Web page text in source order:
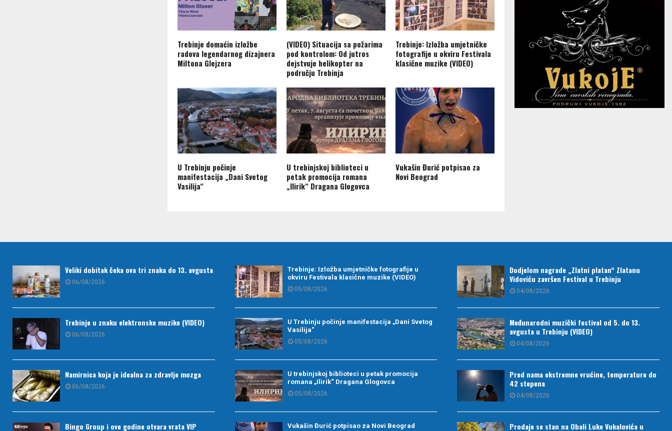
Trebinje domaćin izložbe
radova legendarnog dizajnera
Miltona Glejzera
(VIDEO) Situacija sa požarima
pod kontrolom: Od jutros
dejstvuje helikopter na
području Trebinja
Trebinje: Izložba umjetničke
fotografije u okviru Festivala
klasične muzike (VIDEO)
U Trebinju počinje
manifestacija „Dani Svetog
Vasilija“
U trebinjskoj biblioteci u
petak promocija romana
„Ilirik“ Dragana Glogovca
Vukašin Đurić potpisao za
Novi Beograd
Veliki dobitak čeka ova tri znaka do 13. avgusta
06/08/2026
Trebinje u znaku elektronske muzike (VIDEO)
06/08/2026
Namirnica koja je idealna za zdravlje mozga
06/08/2026
Bingo Group i ove godine otvara vrata VIP
Trebinje: Izložba umjetničke fotografije u
okviru Festivala klasične muzike (VIDEO)
05/08/2026
U Trebinju počinje manifestacija „Dani Svetog
Vasilija“
05/08/2026
U trebinjskoj biblioteci u petak promocija
romana „Ilirik“ Dragana Glogovca
05/08/2026
Vukašin Đurić potpisao za Novi Beograd
Dodjelom nagrade „Zlatni platan“ Zlatanu
Vidoviću završen Festival u Trebinju
04/08/2026
Međunarodni muzički festival od 5. do 13.
avgusta u Trebinju (VIDEO)
04/08/2026
Pred nama ekstremne vrućine, temperature do
42 stepena
04/08/2026
Prodaje se stan na Obali Luke Vukalovića u